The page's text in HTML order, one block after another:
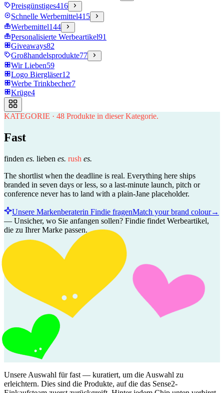
Preisgünstiges416
Schnelle Werbemittel415
Werbemittel144
Personalisierte Werbeartikel91
Giveaways82
Großhandelsprodukte77
Wir Lieben59
Logo Biergläser12
Werbe Trinkbecher7
Krüge4
KATEGORIE · 48 Produkte in dieser Kategorie.
Fast
finden es. lieben es. rush es.
The shortlist when the deadline is real. Everything here ships
branded in seven days or less, so a last-minute launch, pitch or
conference never has to land with a plain-Jane placeholder.
Unsere Markenberaterin Findie fragenMatch your brand colour→
— Unsicher, wo Sie anfangen sollen? Findie findet Werbeartikel,
die zu Ihrer Marke passen.
Unsere Auswahl für fast — kuratiert, um die Auswahl zu
erleichtern. Dies sind die Produkte, auf die das Sense2-